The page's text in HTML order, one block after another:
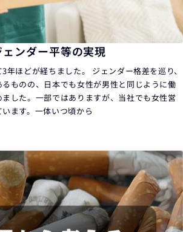
ンダー平等の実現
年ほどが経ちました。 ジェンダー格差を巡り、
ものの、日本でも女性が男性と同じように働
した。一部ではありますが、当社でも女性営
ます。一体いつ頃から